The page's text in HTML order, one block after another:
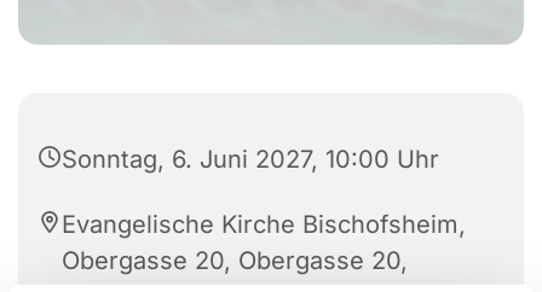
Sonntag, 6. Juni 2027, 10:00 Uhr
Evangelische Kirche Bischofsheim,
Obergasse 20, Obergasse 20,